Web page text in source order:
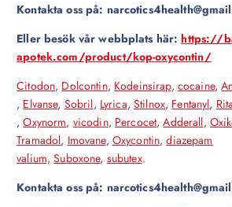
Kontakta oss på:
Eller besök vår webbplats här:https://
apotek.com/product/kop-oxycontin/
Citodon, Dolcontin, Kodeinsirap, cocaine,
, Elvanse, Sobril, Lyrica,Stilnox, Fentanyl,
,Oxynorm, vicodin, Percocet,Adderall,
Tramadol, Imovane, Oxycontin,diazepam
valium, Suboxone, subutex.
Kontakta oss på: